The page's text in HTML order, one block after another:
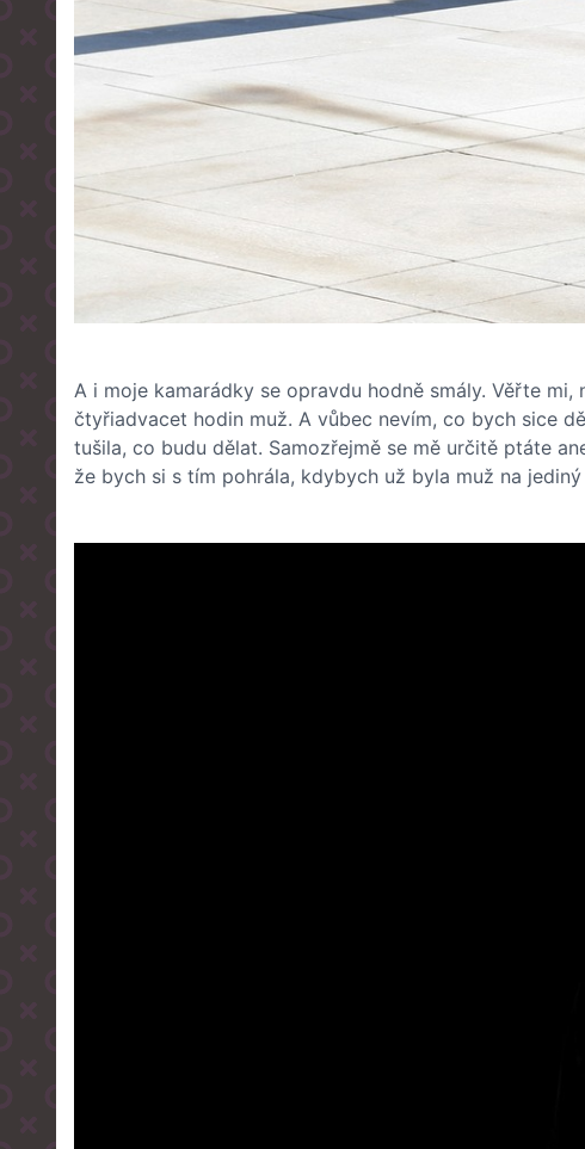
A i moje kamarádky se opravdu hodně smály. Věřte
čtyřiadvacet hodin muž. A vůbec nevím, co bych sice
tušila, co budu dělat. Samozřejmě se mě určitě ptáte
že bych si s tím pohrála, kdybych už byla muž na